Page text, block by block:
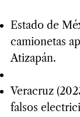
Estado de
camionetas
Atizapán.
Veracruz
falsos